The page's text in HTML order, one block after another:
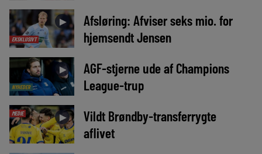
EKSKLUSIVT
►
Afsløring: Afviser seks mio. for
hjemsendt Jensen
NYHEDER
►
AGF-stjerne ude af Champions
League-trup
MEDIE ►
Vildt Brøndby-transferrygte
aflivet